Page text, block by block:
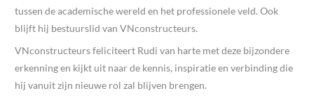
tussen de academische wereld en het professionele veld. Ook
blijft hij bestuurslid van VNconstructeurs.
VNconstructeurs feliciteert Rudi van harte met deze bijzondere
erkenning en kijkt uit naar de kennis, inspiratie en verbinding die
hij vanuit zijn nieuwe rol zal blijven brengen.